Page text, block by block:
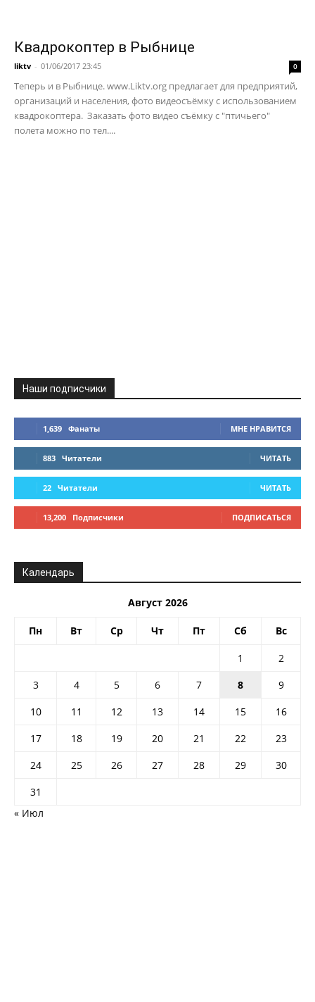
Квадрокоптер в Рыбнице
liktv - 01/06/2017 23:45 0
Теперь и в Рыбнице. www.Liktv.org предлагает для предприятий,
организаций и населения, фото видеосъёмку с использованием
квадрокоптера. Заказать фото видео съёмку с "птичьего"
полета можно по тел....
Наши подписчики
1,639 Фанаты МНЕ НРАВИТСЯ
883 Читатели ЧИТАТЬ
22 Читатели ЧИТАТЬ
13,200 Подписчики ПОДПИСАТЬСЯ
Календарь
Август 2026
Пн Вт Ср Чт Пт Сб Вс
1
2
3
4 5 6 7 8
9
10
11 12 13 14 15
16
17
18 19 20 21 22
23
24
25 26 27 28 29
30
31
« Июл